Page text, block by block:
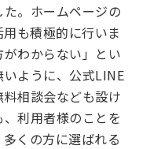
。ホームページの
も積極的に行いま
わからない」とい
ように、公式LINE
相談会なども設け
利用者様のことを
くの方に選ばれる